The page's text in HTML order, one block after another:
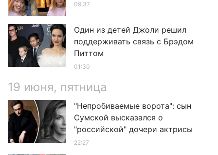
09:37
Один из детей Джоли решил
поддерживать связь с Брэдом
Питтом
01:30
19 июня, пятница
"Непробиваемые ворота": сын
Сумской высказался о
"российской" дочери актрисы
22:27